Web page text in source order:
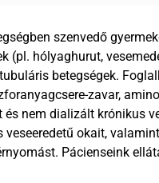
szenvedő
(pl. hólyaghurut,
betegségek.
zavar,
nem dializált krónikus
okait,
Pácienseink